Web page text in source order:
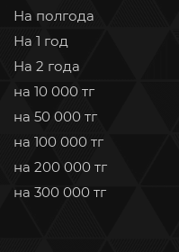
На полгода
На 1 год
На 2 года
на 10 000 тг
на 50 000 тг
на 100 000 тг
на 200 000 тг
на 300 000 тг